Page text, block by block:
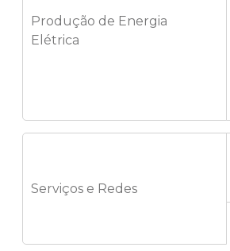
Produção de Energia
Elétrica
Serviços e Redes